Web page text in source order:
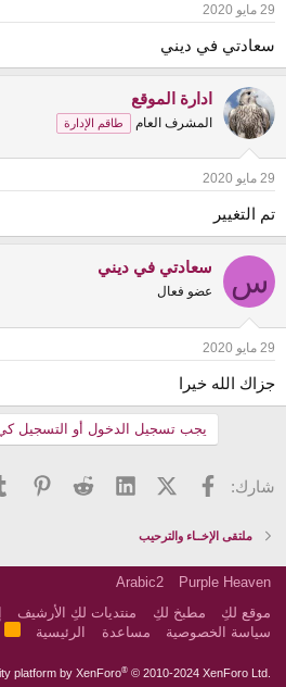
29 مايو 2020
سعادتي في ديني
ادارة الموقع
المشرف العام طاقم الإدارة
29 مايو 2020
تم التغيير
س سعادتي في ديني
عضو فعال
29 مايو 2020
جزاك الله خيرا
يجب تسجيل الدخول أو التسجيل كي
شارك: فيسبوك X (Twitter)
LinkedIn
Reddit
ملتقى الإخــاء والترحيب
Purple Heaven
Arabic2
موقع لكِ
مطبخ لكِ منتديات لكِ الأرشيف
سياسة الخصوصية
مساعدة الرئيسية
platform by XenForo® © 2010-2024 XenForo Ltd.